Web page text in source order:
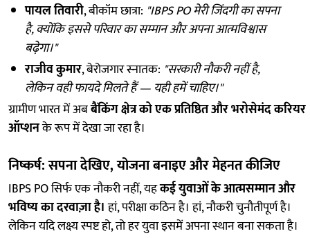
पायल तिवारी, बीकॉम छात्रा: "IBPS PO मेरी जिंदगी का सपना
है, क्योंकि इससे परिवार का सम्मान और अपना आत्मविश्वास
बढ़ेगा।"
राजीव कुमार, बेरोजगार स्नातक: "सरकारी नौकरी नहीं है,
लेकिन वही फायदे मिलते हैं — यही हमें चाहिए।"
ग्रामीण भारत में अबबैंकिंग क्षेत्र को एक प्रतिष्ठित और भरोसेमंद करियर
ऑप्शनके रूप में देखा जा रहा है।
निष्कर्ष: सपना देखिए, योजना बनाइए और मेहनत कीजिए
IBPS PO सिर्फ एक नौकरी नहीं, यहकई युवाओं के आत्मसम्मान और
भविष्य का दरवाज़ा है।हां, परीक्षा कठिन है। हां, नौकरी चुनौतीपूर्ण है।
लेकिन यदि लक्ष्य स्पष्ट हो, तो हर युवा इसमें अपना स्थान बना सकता है।